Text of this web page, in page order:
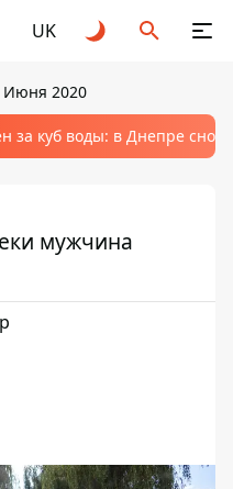
UK
Июня 2020
за куб воды: в Днепре
мужчина